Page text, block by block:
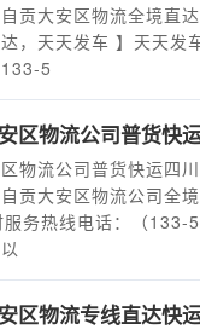
贡大安区物流全境直
，天天发车 】天天发
5
区物流公司普货快
物流公司普货快运四
贡大安区物流公司全境
务热线电话：（133-
区物流专线直达快